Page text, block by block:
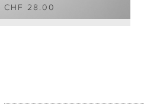
CHF 28.00